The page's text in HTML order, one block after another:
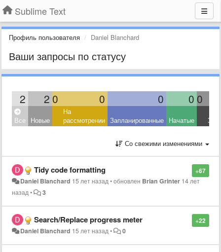
Sublime Text
Профиль пользователя Daniel Blanchard
Ваши запросы по статусу
2 2 0 0 0 0 0
Все Новые
На
рассмотрении Запланированные Начатые
Со свежими изменениями
+67
Tidy code formatting
Daniel Blanchard 15 лет назад•обновлен Brian Grinter 14 лет
назад• 3
+22
Search/Replace progress meter
Daniel Blanchard 15 лет назад• 0